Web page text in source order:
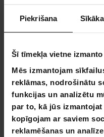
Piekrišana
Šī tīmekļa vietne
Mēs izmantojam
reklāmas, nodrošinātu
funkcijas un analizētu
par to, kā jūs
kopīgojam ar saviem
reklamēšanas un
polikarbonāts, atbalsta
ļauj viegli kontrolēt
sniega daudzuma
neattiecas uz jumta
sniega dēļ.
Piezīme! Attēli ir
matēts PC plastmasa,